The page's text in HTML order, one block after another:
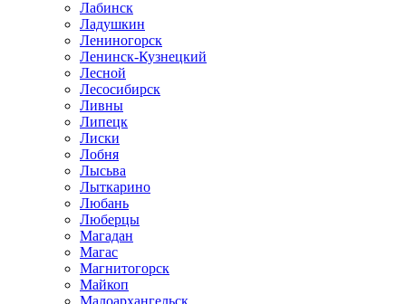
Лабинск
Ладушкин
Лениногорск
Ленинск-Кузнецкий
Лесной
Лесосибирск
Ливны
Липецк
Лиски
Лобня
Лысьва
Лыткарино
Любань
Люберцы
Магадан
Магас
Магнитогорск
Майкоп
Малоархангельск